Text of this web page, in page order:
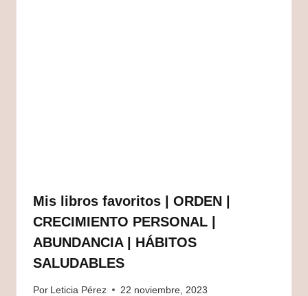
Mis libros favoritos | ORDEN |
CRECIMIENTO PERSONAL |
ABUNDANCIA | HÁBITOS
SALUDABLES
Por Leticia Pérez 22 noviembre, 2023